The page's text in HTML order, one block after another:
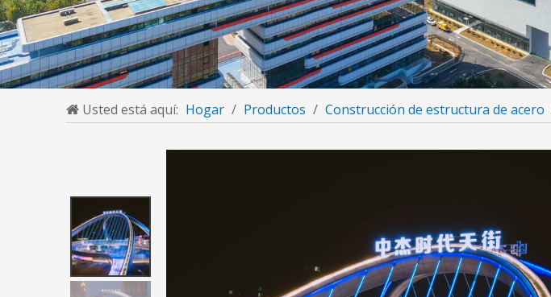
Usted está aquí: Hogar / Productos / Construcción de estructura de acero